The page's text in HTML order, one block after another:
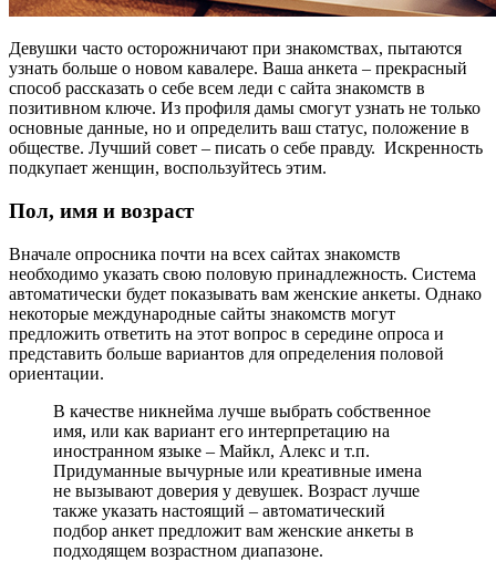
Девушки часто осторожничают при знакомствах, пытаются
узнать больше о новом кавалере. Ваша анкета – прекрасный
способ рассказать о себе всем леди с сайта знакомств в
позитивном ключе. Из профиля дамы смогут узнать не только
основные данные, но и определить ваш статус, положение в
обществе. Лучший совет – писать о себе правду. Искренность
подкупает женщин, воспользуйтесь этим.
Пол, имя и возраст
Вначале опросника почти на всех сайтах знакомств
необходимо указать свою половую принадлежность. Система
автоматически будет показывать вам женские анкеты. Однако
некоторые международные сайты знакомств могут
предложить ответить на этот вопрос в середине опроса и
представить больше вариантов для определения половой
ориентации.
В качестве никнейма лучше выбрать собственное
имя, или как вариант его интерпретацию на
иностранном языке – Майкл, Алекс и т.п.
Придуманные вычурные или креативные имена
не вызывают доверия у девушек. Возраст лучше
также указать настоящий – автоматический
подбор анкет предложит вам женские анкеты в
подходящем возрастном диапазоне.